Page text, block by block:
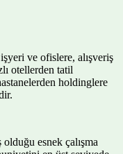
ve ofislere, alışveriş
otellerden tatil
holdinglere
olduğu esnek çalışma